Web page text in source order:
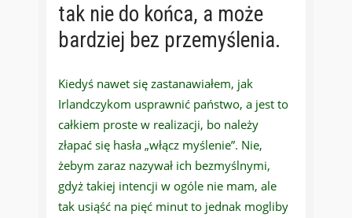
tak nie do końca, a może
bardziej bez przemyślenia.
Kiedyś nawet się zastanawiałem, jak
Irlandczykom usprawnić państwo, a jest to
całkiem proste w realizacji, bo należy
złapać się hasła „włącz myślenie”. Nie,
żebym zaraz nazywał ich bezmyślnymi,
gdyż takiej intencji w ogóle nie mam, ale
tak usiąść na pięć minut to jednak mogliby